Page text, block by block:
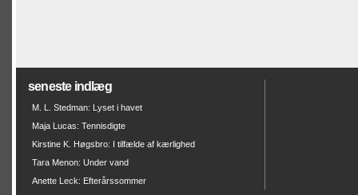
seneste indlæg
M. L. Stedman: Lyset i havet
Maja Lucas: Tennisdigte
Kirstine K. Høgsbro: I tilfælde af kærlighed
Tara Menon: Under vand
Anette Leck: Efterårssommer